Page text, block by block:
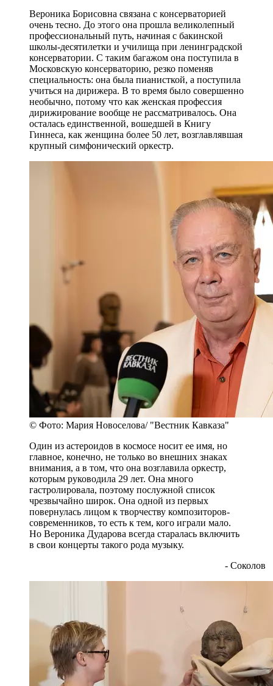
Вероника Борисовна связана с консерваторией
очень тесно. До этого она прошла великолепный
профессиональный путь, начиная с бакинской
школы-десятилетки и училища при ленинградской
консерватории. С таким багажом она поступила в
Московскую консерваторию, резко поменяв
специальность: она была пианисткой, а поступила
учиться на дирижера. В то время было совершенно
необычно, потому что как женская профессия
дирижирование вообще не рассматривалось. Она
осталась единственной, вошедшей в Книгу
Гиннеса, как женщина более 50 лет, возглавлявшая
крупный симфонический оркестр.
© Фото: Мария Новоселова/ "Вестник Кавказа"
Один из астероидов в космосе носит ее имя, но
главное, конечно, не только во внешних знаках
внимания, а в том, что она возглавила оркестр,
которым руководила 29 лет. Она много
гастролировала, поэтому послужной список
чрезвычайно широк. Она одной из первых
повернулась лицом к творчеству композиторов-
современников, то есть к тем, кого играли мало.
Но Вероника Дударова всегда старалась включить
в свои концерты такого рода музыку.
- Соколов